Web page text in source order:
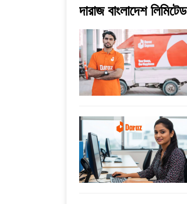
দারাজ বাংলাদেশ লিমিটেড